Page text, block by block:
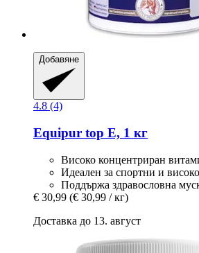
Добавяне
4.8 (4)
Equipur top E, 1 кг
Високо концентриран
Идеален за спортни и
Поддържа здравословна
€ 30,99 (€ 30,99 / кг)
Доставка до 13. август